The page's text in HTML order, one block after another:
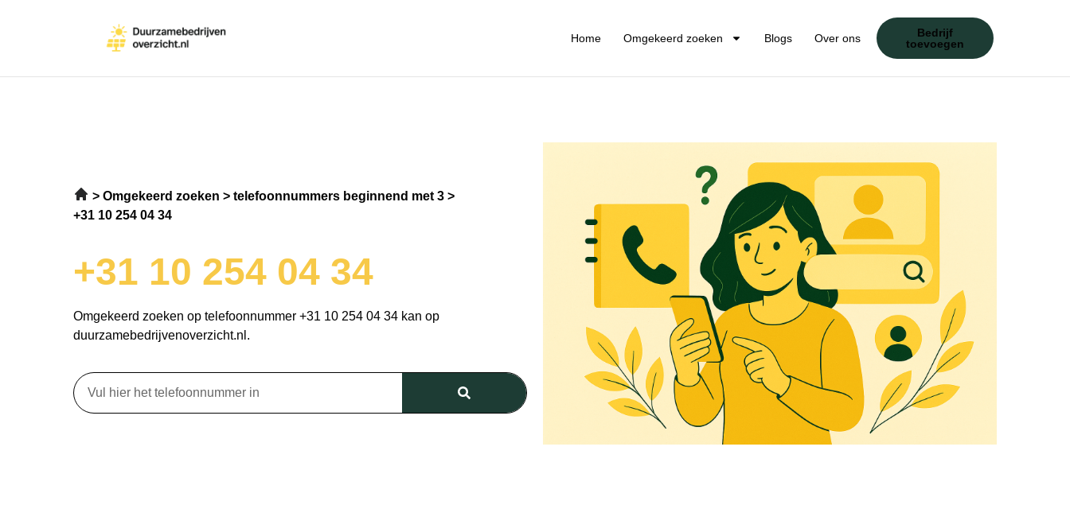
Home Omgekeerd zoeken Blogs Over ons
Bedrijf
toevoegen
Omgekeerd zoeken
telefoonnummers beginnend met 3
+31 10 254 04 34
+31 10 254 04 34
Omgekeerd zoeken op telefoonnummer +31 10 254 04 34 kan op
duurzamebedrijvenoverzicht.nl.